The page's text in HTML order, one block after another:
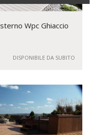
Wpc Ghiaccio
DISPONIBILE DA SUBITO